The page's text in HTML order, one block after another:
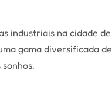
industriais na cidade de
gama diversificada de